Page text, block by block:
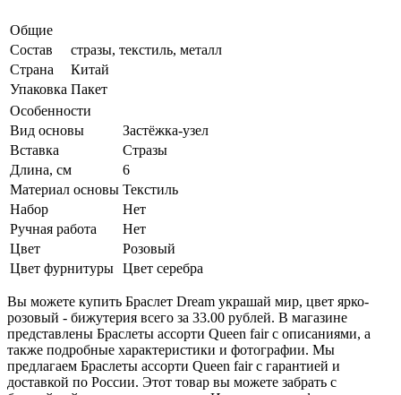
Общие
Состав
стразы, текстиль, металл
Страна
Китай
Упаковка Пакет
Особенности
Вид основы
Застёжка-узел
Вставка
Стразы
Длина, см
6
Материал основы Текстиль
Набор
Нет
Ручная работа
Нет
Цвет
Розовый
Цвет фурнитуры Цвет серебра
Вы можете купить Браслет Dream украшай мир, цвет ярко-
розовый - бижутерия всего за 33.00 рублей. В магазине
представлены Браслеты ассорти Queen fair с описаниями, а
также подробные характеристики и фотографии. Мы
предлагаем Браслеты ассорти Queen fair с гарантией и
доставкой по России. Этот товар вы можете забрать с